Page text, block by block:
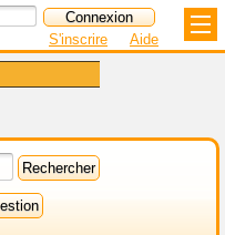
S'inscrire Aide